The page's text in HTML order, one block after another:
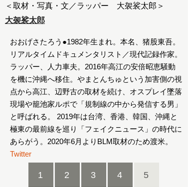
＜取材・写真・文／ラッパー 大袈裟太郎＞
大袈裟太郎
おおげさたろう●1982年生まれ。本名、猪股東吾。
リアルタイムドキュメンタリスト／現代記録作家。
ラッパー、人力車夫。2016年高江の安倍昭恵騒動
を機に沖縄へ移住。やまとんちゅという加害側の視
点から高江、辺野古の取材を続け、オスプレイ墜落
現場や籠池家ルポで「規制線の中から発信する男」
と呼ばれる。 2019年は台湾、香港、韓国、沖縄と
極東の最前線を巡り「フェイクニュース」の時代に
あらがう。2020年6月よりBLM取材のため渡米。
Twitter
1 2 3 4 5